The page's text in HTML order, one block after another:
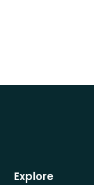
Explore